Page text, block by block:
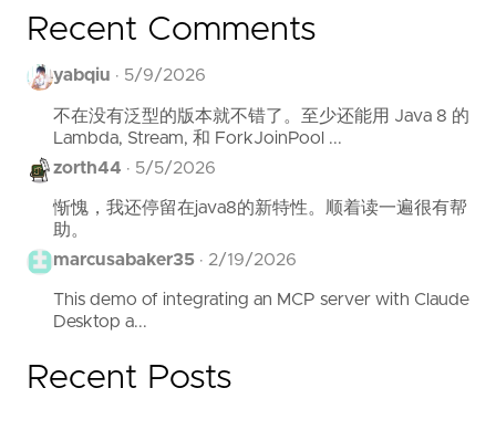
Recent Comments
yabqiu · 5/9/2026
不在没有泛型的版本就不错了。至少还能用 Java 8 的
Lambda, Stream, 和 ForkJoinPool ...
zorth44 · 5/5/2026
惭愧，我还停留在java8的新特性。顺着读一遍很有帮
助。
marcusabaker35 · 2/19/2026
This demo of integrating an MCP server with Claude
Desktop a...
Recent Posts